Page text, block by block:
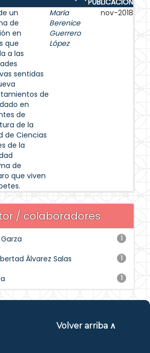
PUBLICACIÓN
un
de
en
que
a las
sentidas
de
en
de
de la
de Ciencias
de la
de
que viven
María
Berenice
Guerrero
López
nov-2018
/ colaboradores
1
1
Álvarez Salas
1
Volver arriba ∧